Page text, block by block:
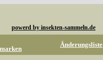
powerd by insekten-sammeln.de
Änderungsliste